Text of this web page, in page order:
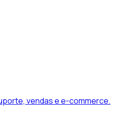
vendas e e-commerce.